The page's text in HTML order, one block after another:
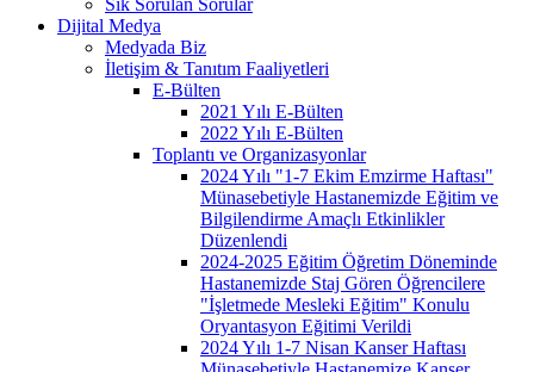
Dijital Medya
Medyada Biz
İletişim & Tanıtım Faaliyetleri
E-Bülten
2021 Yılı E-Bülten
2022 Yılı E-Bülten
Toplantı ve Organizasyonlar
2024 Yılı "1-7 Ekim Emzirme Haftası"
Münasebetiyle Hastanemizde Eğitim ve
Bilgilendirme Amaçlı Etkinlikler
Düzenlendi
2024-2025 Eğitim Öğretim Döneminde
Hastanemizde Staj Gören Öğrencilere
"İşletmede Mesleki Eğitim" Konulu
Oryantasyon Eğitimi Verildi
2024 Yılı 1-7 Nisan Kanser Haftası